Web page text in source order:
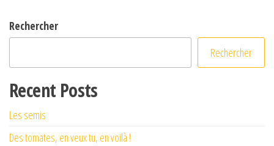
Rechercher
Rechercher
Recent Posts
Les semis
Des tomates, en veux tu, en voilà !